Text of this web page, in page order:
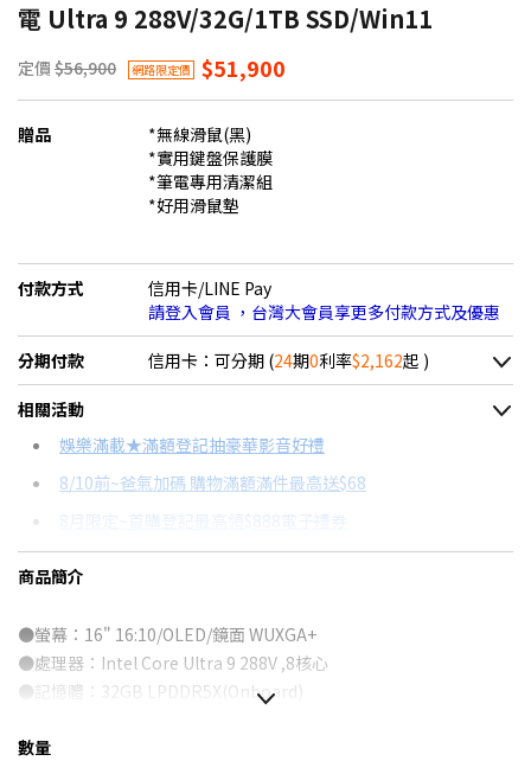
電 Ultra 9 288V/32G/1TB SSD/Win11
定價 $56,900 網路限定價 $51,900
贈品
*無線滑鼠(黑)
*實用鍵盤保護膜
*筆電專用清潔組
*好用滑鼠墊
付款方式
信用卡/LINE Pay
請登入會員 ，台灣大會員享更多付款方式及優惠
分期付款 信用卡：可分期 (24期0利率$2,162起 )
＊實際可分期數、適用利率，請以購物車顯示為主
信用卡分期
分期數
6期 0利率
12期 0利率
18期 0利率
每期金額
$4,325
$2,883
配合銀行/業者
相關活動
娛樂滿載★滿額登記抽豪華影音好禮
8/10前~爸氣加碼 購物滿額滿件最高送$68
8月限定~首購登記最高領$888電子禮券
8/15前~指定購物滿額最高回饋25%
更多信用卡分期0利率滿額享回饋
AI PC是什麼？→點我看達人教你買
特仕版筆電推薦→點我看達人教你買
商品簡介
●螢幕：16" 16:10/OLED/鏡面 WUXGA+
●處理器：Intel Core Ultra 9 288V ,8核心
●記憶體： 32GB LPDDR5X(Onboard)
●顯示晶片：Intel ARC 140V
數量